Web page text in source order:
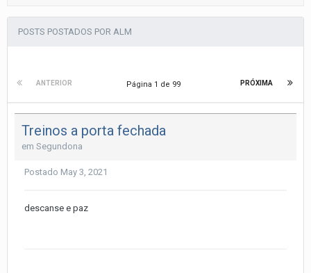
POSTS POSTADOS POR ALM
ANTERIOR PRÓXIMA
Página 1 de 99
Treinos a porta fechada
em Segundona
Postado May 3, 2021
descanse e paz